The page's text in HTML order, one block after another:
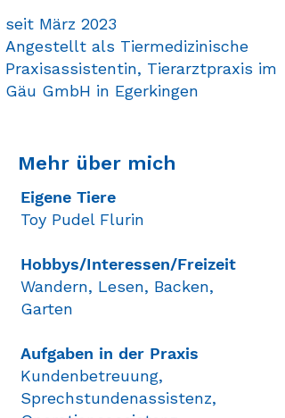
seit März 2023
Angestellt als Tiermedizinische
Praxisassistentin, Tierarztpraxis im
Gäu GmbH in Egerkingen
Mehr über mich
Eigene Tiere
Toy Pudel Flurin
Hobbys/Interessen/Freizeit
Wandern, Lesen, Backen,
Garten
Aufgaben in der Praxis
Kundenbetreuung,
Sprechstundenassistenz,